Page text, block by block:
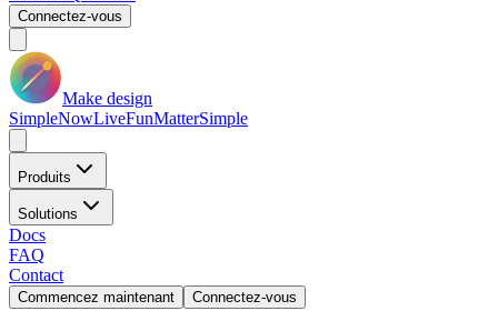
Connectez-vous
Make design
SimpleNowLiveFunMatterSimple
Produits
Solutions
Docs
FAQ
Contact
Commencez maintenant Connectez-vous